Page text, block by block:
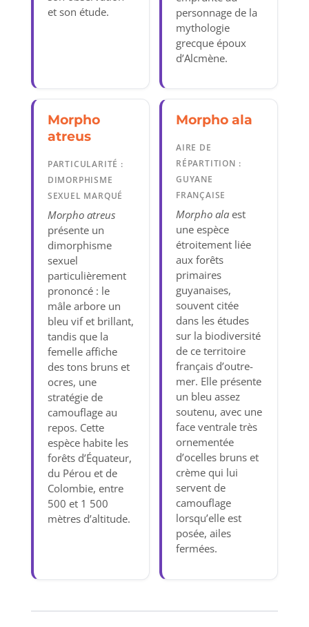
et son étude.
personnage de la
mythologie
grecque époux
d’Alcmène.
Morpho
atreus
PARTICULARITÉ :
DIMORPHISME
SEXUEL MARQUÉ
Morpho atreus
présente un
dimorphisme
sexuel
particulièrement
prononcé : le
mâle arbore un
bleu vif et brillant,
tandis que la
femelle affiche
des tons bruns et
ocres, une
stratégie de
camouflage au
repos. Cette
espèce habite les
forêts d’Équateur,
du Pérou et de
Colombie, entre
500 et 1 500
mètres d’altitude.
Morpho ala
AIRE DE
RÉPARTITION :
GUYANE
FRANÇAISE
Morpho alaest
une espèce
étroitement liée
aux forêts
primaires
guyanaises,
souvent citée
dans les études
sur la biodiversité
de ce territoire
français d’outre-
mer. Elle présente
un bleu assez
soutenu, avec une
face ventrale très
ornementée
d’ocelles bruns et
crème qui lui
servent de
camouflage
lorsqu’elle est
posée, ailes
fermées.